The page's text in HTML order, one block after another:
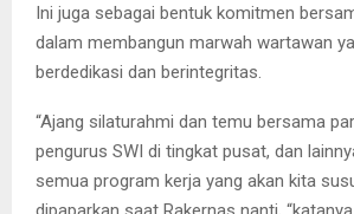
Ini juga sebagai bentuk komitmen
dalam membangun marwah wartawan
berdedikasi dan berintegritas.
“Ajang silaturahmi dan temu bersama
pengurus SWI di tingkat pusat, dan
semua program kerja yang akan kita